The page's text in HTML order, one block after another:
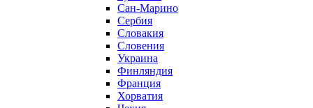
Сан-Марино
Сербия
Словакия
Словения
Украина
Финляндия
Франция
Хорватия